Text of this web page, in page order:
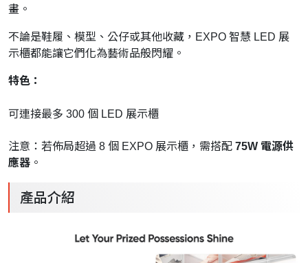
畫。
不論是鞋履、模型、公仔或其他收藏，EXPO 智慧 LED 展
示櫃都能讓它們化為藝術品般閃耀。
特色：
可連接最多 300 個 LED 展示櫃
注意：若佈局超過 8 個 EXPO 展示櫃，需搭配 75W 電源供
應器 。
產品介紹